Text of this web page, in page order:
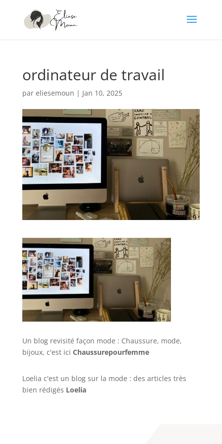
ordinateur de travail
par eliesemoun | Jan 10, 2025
Un blog revisité façon mode : Chaussure, mode,
bijoux, c'est ici Chaussurepourfemme
Loelia c'est un blog sur la mode : des articles très
bien rédigés Loelia